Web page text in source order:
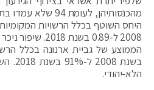
2008 ל-0.89 בשנת
בשנת
הלא-יהודי.